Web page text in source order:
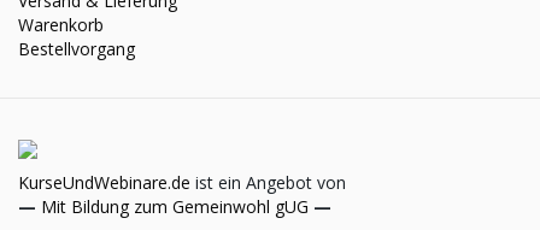
Warenkorb
Bestellvorgang
KurseUndWebinare.de ist ein Angebot von
— Mit Bildung zum Gemeinwohl gUG —